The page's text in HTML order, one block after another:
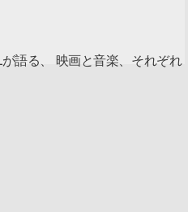
語る、 映画と音楽、それぞれ